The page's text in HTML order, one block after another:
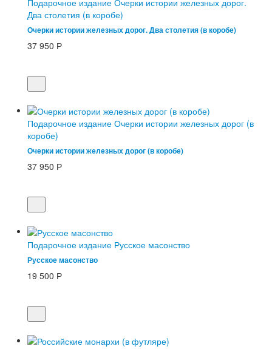
Два столетия (в коробе)
Очерки истории железных дорог. Два столетия (в коробе)
37 950 Р
Подарочное издание Очерки истории железных дорог (в
коробе)
Очерки истории железных дорог (в коробе)
37 950 Р
Подарочное издание Русское масонство
Русское масонство
19 500 Р